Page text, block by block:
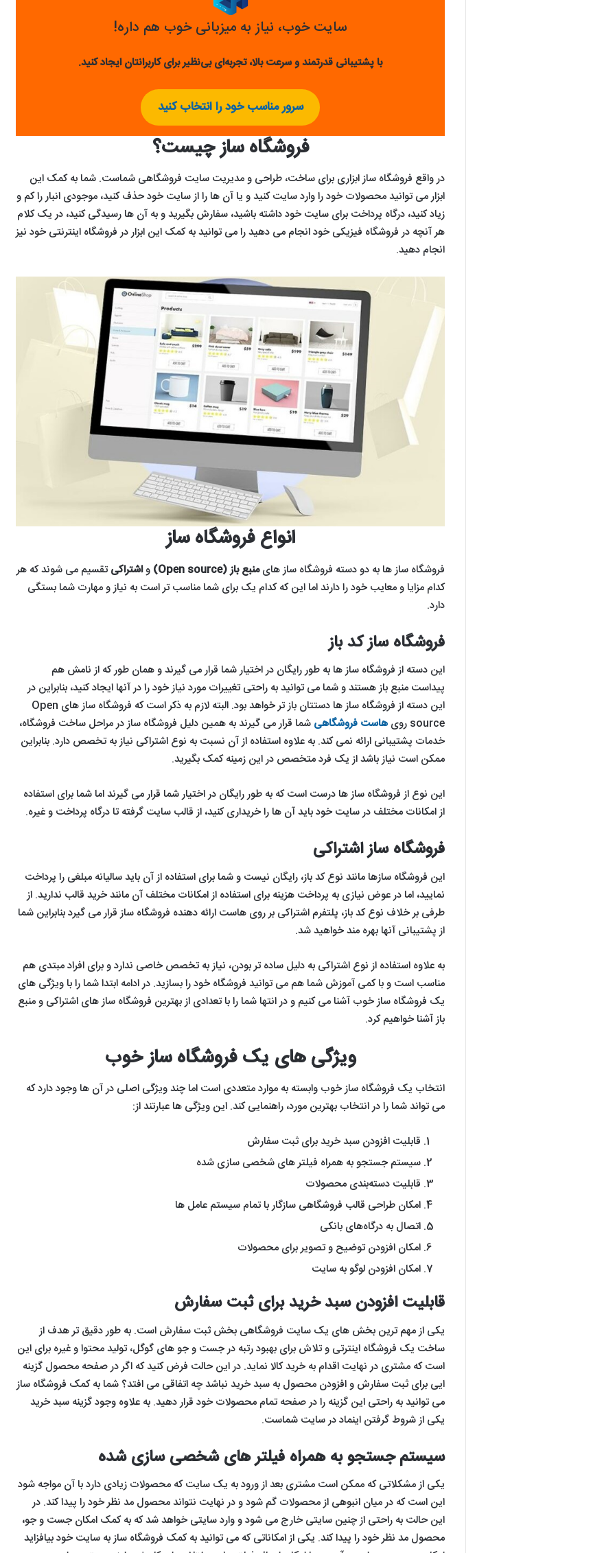
سایت خوب، نیاز به میزبانی خوب هم داره!
با پشتیبانی قدرتمند و سرعت بالا، تجربه‌ای بی‌نظیر برای کاربرانتان ایجاد کنید.
سرور مناسب خود را انتخاب کنید
فروشگاه ساز چیست؟
در واقع فروشگاه ساز ابزاری برای ساخت، طراحی و مدیریت سایت فروشگاهی شماست. شما به کمک این
ابزار می توانید محصولات خود را وارد سایت کنید و یا آن ها را از سایت خود حذف کنید، موجودی انبار را کم و
زیاد کنید، درگاه پرداخت برای سایت خود داشته باشید، سفارش بگیرید و به آن ها رسیدگی کنید، در یک کلام
هر آنچه در فروشگاه فیزیکی خود انجام می دهید را می توانید به کمک این ابزار در فروشگاه اینترنتی خود نیز
انجام دهید.
انواع فروشگاه ساز
فروشگاه ساز ها به دو دسته فروشگاه ساز هایمنبع باز (Open source) واشتراکیتقسیم می شوند که هر
کدام مزایا و معایب خود را دارند اما این که کدام یک برای شما مناسب تر است به نیاز و مهارت شما بستگی
دارد.
فروشگاه ساز کد باز
این دسته از فروشگاه ساز ها به طور رایگان در اختیار شما قرار می گیرند و همان طور که از نامش هم
پیداست منبع باز هستند و شما می توانید به راحتی تغییرات مورد نیاز خود را در آنها ایجاد کنید، بنابراین در
این دسته از فروشگاه ساز ها دستتان باز تر خواهد بود. البته لازم به ذکر است که فروشگاه ساز های Open
source روی
هاست فروشگاهی شما قرار می گیرند به همین دلیل فروشگاه ساز در مراحل ساخت فروشگاه،
خدمات پشتیبانی ارائه نمی کند. به علاوه استفاده از آن نسبت به نوع اشتراکی نیاز به تخصص دارد. بنابراین
ممکن است نیاز باشد از یک فرد متخصص در این زمینه کمک بگیرید.
این نوع از فروشگاه ساز ها درست است که به طور رایگان در اختیار شما قرار می گیرند اما شما برای استفاده
از امکانات مختلف در سایت خود باید آن ها را خریداری کنید، از قالب سایت گرفته تا درگاه پرداخت و غیره.
فروشگاه ساز اشتراکی
این فروشگاه سازها مانند نوع کد باز، رایگان نیست و شما برای استفاده از آن باید سالیانه مبلغی را پرداخت
نمایید، اما در عوض نیازی به پرداخت هزینه برای استفاده از امکانات مختلف آن مانند خرید قالب ندارید. از
طرفی بر خلاف نوع کد باز، پلتفرم اشتراکی بر روی هاست ارائه دهنده فروشگاه ساز قرار می گیرد بنابراین شما
از پشتیبانی آنها بهره مند خواهید شد.
به علاوه استفاده از نوع اشتراکی به دلیل ساده تر بودن، نیاز به تخصص خاصی ندارد و برای افراد مبتدی هم
مناسب است و با کمی آموزش شما هم می توانید فروشگاه خود را بسازید. در ادامه ابتدا شما را با ویژگی های
یک فروشگاه ساز خوب آشنا می کنیم و در انتها شما را با تعدادی از بهترین فروشگاه ساز های اشتراکی و منبع
باز آشنا خواهیم کرد.
ویژگی های یک فروشگاه ساز خوب
انتخاب یک فروشگاه ساز خوب وابسته به موارد متعددی است اما چند ویژگی اصلی در آن ها وجود دارد که
می تواند شما را در انتخاب بهترین مورد، راهنمایی کند. این ویژگی ها عبارتند از:
قابلیت افزودن سبد خرید برای ثبت سفارش
سیستم جستجو به همراه فیلتر های شخصی سازی شده
قابلیت دسته‌بندی محصولات
امکان طراحی قالب فروشگاهی سازگار با تمام سیستم عامل ها
اتصال به درگاه‌های بانکی
امکان افزودن توضیح و تصویر برای محصولات
امکان افزودن لوگو به سایت
قابلیت افزودن سبد خرید برای ثبت سفارش
یکی از مهم ترین بخش های یک سایت فروشگاهی بخش ثبت سفارش است. به طور دقیق تر هدف از
ساخت یک فروشگاه اینترتی و تلاش برای بهبود رتبه در جست و جو های گوگل، تولید محتوا و غیره برای این
است که مشتری در نهایت اقدام به خرید کالا نماید. در این حالت فرض کنید که اگر در صفحه محصول گزینه
ایی برای ثبت سفارش و افزودن محصول به سبد خرید نباشد چه اتفاقی می افتد؟ شما به کمک فروشگاه ساز
می توانید به راحتی این گزینه را در صفحه تمام محصولات خود قرار دهید. به علاوه وجود گزینه سبد خرید
یکی از شروط گرفتن اینماد در سایت شماست.
سیستم جستجو به همراه فیلتر های شخصی سازی شده
یکی از مشکلاتی که ممکن است مشتری بعد از ورود به یک سایت که محصولات زیادی دارد با آن مواجه شود
این است که در میان انبوهی از محصولات گم شود و در نهایت نتواند محصول مد نظر خود را پیدا کند. در
این حالت به راحتی از چنین سایتی خارج می شود و وارد سایتی خواهد شد که به کمک امکان جست و جو،
محصول مد نظر خود را پیدا کند. یکی از امکاناتی که می توانید به کمک فروشگاه ساز به سایت خود بیافزاید
آموزش
نصب
لینوکس
با
VMware
معرفی
بهترین
وب
سایت
و
امنیت
1402/11/17
معرفی 10مورد از
بهترین وب
لیست
شده
توسط
سایت‌های
1404/04/16